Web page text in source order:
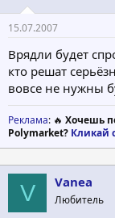
15.07.2007
Врядли будет
кто решат
вовсе не нужны
Реклама: 🔥 Хочешь
Polymarket? Кликай
V Vanea
Любитель